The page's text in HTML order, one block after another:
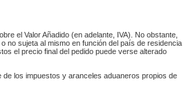
el Valor Añadido (en adelante, IVA). No obstante,
no sujeta al mismo en función del país de residencia
el precio final del pedido puede verse alterado
los impuestos y aranceles aduaneros propios de